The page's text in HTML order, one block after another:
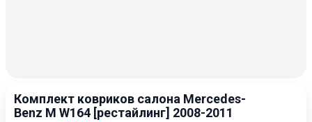
Комплект ковриков салона Mercedes-
Benz M W164 [рестайлинг] 2008-2011